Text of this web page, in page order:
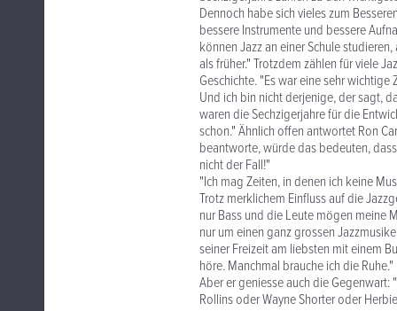
Dennoch habe sich vieles zum
bessere Instrumente und bessere
können Jazz an einer Schule
als früher." Trotzdem zählen für viele
Geschichte. "Es war eine sehr
Und ich bin nicht derjenige, der sagt,
waren die Sechzigerjahre für die
schon." Ähnlich offen antwortet Ron
beantworte, würde das bedeuten,
nicht der Fall!"
"Ich mag Zeiten, in denen ich keine
Trotz merklichem Einfluss auf die
nur Bass und die Leute mögen meine
nur um einen ganz grossen
seiner Freizeit am liebsten mit einem
höre. Manchmal brauche ich die
Aber er geniesse auch die
Rollins oder Wayne Shorter oder